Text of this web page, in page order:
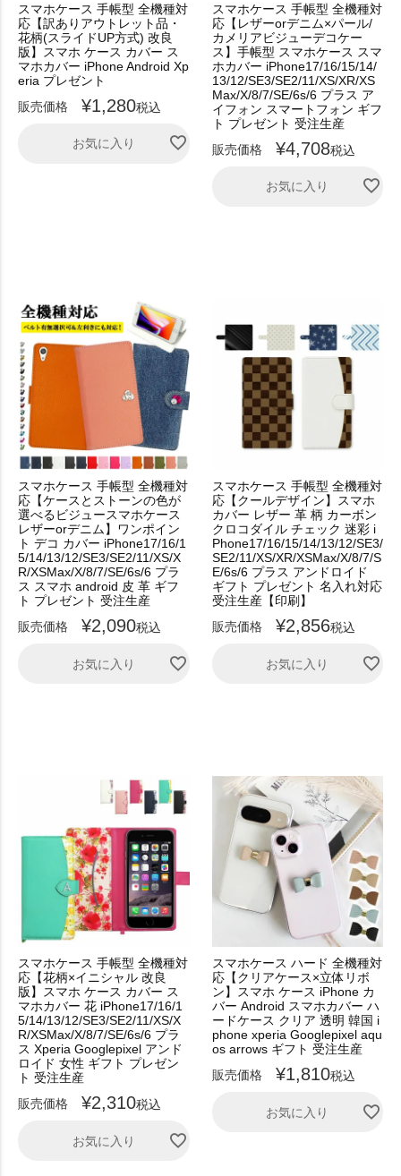
スマホケース 手帳型 全機種対
応【訳ありアウトレット品・
花柄(スライドUP方式) 改良
版】スマホ ケース カバー ス
マホカバー iPhone Android Xp
eria プレゼント
販売価格
¥1,280税込
お気に入り
スマホケース 手帳型 全機種対
応【レザーorデニム×パール/
カメリアビジューデコケー
ス】手帳型 スマホケース スマ
ホカバー iPhone17/16/15/14/
13/12/SE3/SE2/11/XS/XR/XS
Max/X/8/7/SE/6s/6 プラス ア
イフォン スマートフォン ギフ
ト プレゼント 受注生産
販売価格
¥4,708税込
お気に入り
スマホケース 手帳型 全機種対
応【ケースとストーンの色が
選べるビジュースマホケース
レザーorデニム】ワンポイン
ト デコ カバー iPhone17/16/1
5/14/13/12/SE3/SE2/11/XS/X
R/XSMax/X/8/7/SE/6s/6 プラ
ス スマホ android 皮 革 ギフ
ト プレゼント 受注生産
販売価格
¥2,090税込
お気に入り
スマホケース 手帳型 全機種対
応【クールデザイン】スマホ
カバー レザー 革 柄 カーボン
クロコダイル チェック 迷彩 i
Phone17/16/15/14/13/12/SE3/
SE2/11/XS/XR/XSMax/X/8/7/S
E/6s/6 プラス アンドロイド
ギフト プレゼント 名入れ対応
受注生産【印刷】
販売価格
¥2,856税込
お気に入り
スマホケース 手帳型 全機種対
応【花柄×イニシャル 改良
版】スマホ ケース カバー ス
マホカバー 花 iPhone17/16/1
5/14/13/12/SE3/SE2/11/XS/X
R/XSMax/X/8/7/SE/6s/6 プラ
ス Xperia Googlepixel アンド
ロイド 女性 ギフト プレゼン
ト 受注生産
販売価格
¥2,310税込
お気に入り
スマホケース ハード 全機種対
応【クリアケース×立体リボ
ン】スマホ ケース iPhone カ
バー Android スマホカバー ハ
ードケース クリア 透明 韓国 i
phone xperia Googlepixel aqu
os arrows ギフト 受注生産
販売価格
¥1,810税込
お気に入り